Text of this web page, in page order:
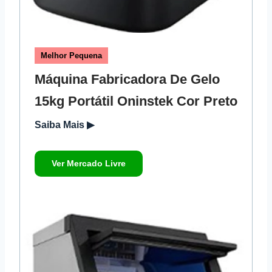
Melhor Pequena
Máquina Fabricadora De Gelo
15kg Portátil Oninstek Cor Preto
Saiba Mais ▶
Ver Mercado Livre